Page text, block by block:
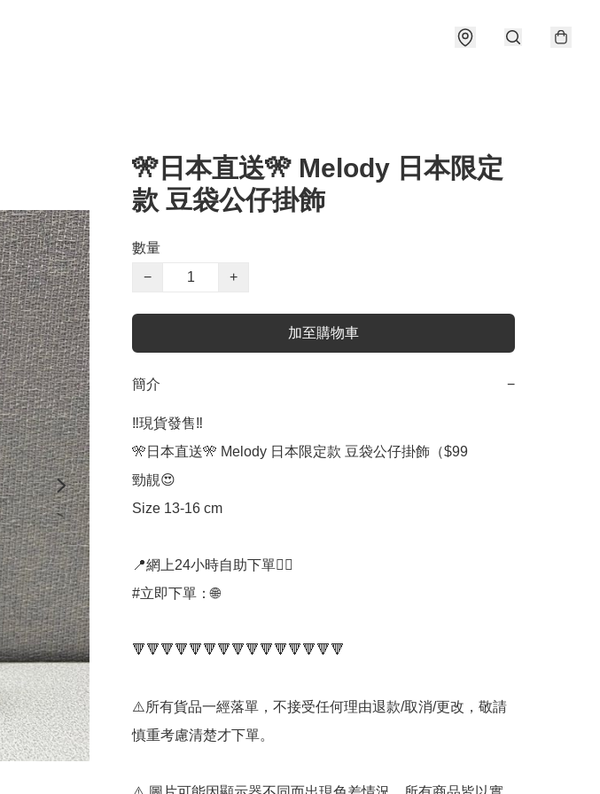
🎌日本直送🎌 Melody 日本限定
款 豆袋公仔掛飾
數量
−
+
加至購物車
簡介 −
‼️現貨發售‼️
🎌日本直送🎌 Melody 日本限定款 豆袋公仔掛飾（$99
勁靚😍
Size 13-16 cm
📍網上24小時自助下單👍🏻
#立即下單：🌐
🔻🔻🔻🔻🔻🔻🔻🔻🔻🔻🔻🔻🔻🔻🔻
⚠️所有貨品一經落單，不接受任何理由退款/取消/更改，敬請
慎重考慮清楚才下單。